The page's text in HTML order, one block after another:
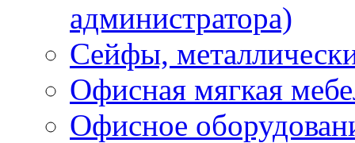
администратора)
Сейфы,
Офисная мягкая
Офисное